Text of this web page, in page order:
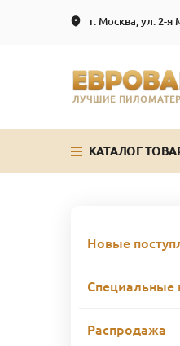
г. Москва, ул. 2-
ЛУЧШИЕ
КАТАЛОГ
Новые
Специальные
Распродажа